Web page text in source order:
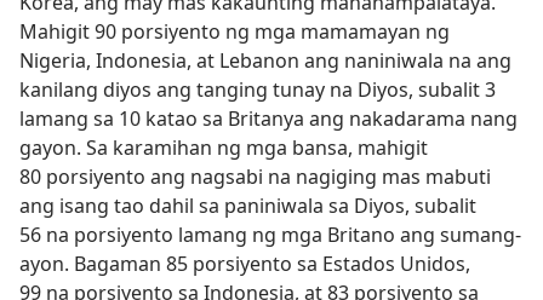
Mahigit 90 porsiyento ng mga mamamayan ng
Nigeria, Indonesia, at Lebanon ang naniniwala na ang
kanilang diyos ang tanging tunay na Diyos, subalit 3
lamang sa 10 katao sa Britanya ang nakadarama nang
gayon. Sa karamihan ng mga bansa, mahigit
80 porsiyento ang nagsabi na nagiging mas mabuti
ang isang tao dahil sa paniniwala sa Diyos, subalit
56 na porsiyento lamang ng mga Britano ang sumang-
ayon. Bagaman 85 porsiyento sa Estados Unidos,
99 na porsiyento sa Indonesia, at 83 porsiyento sa